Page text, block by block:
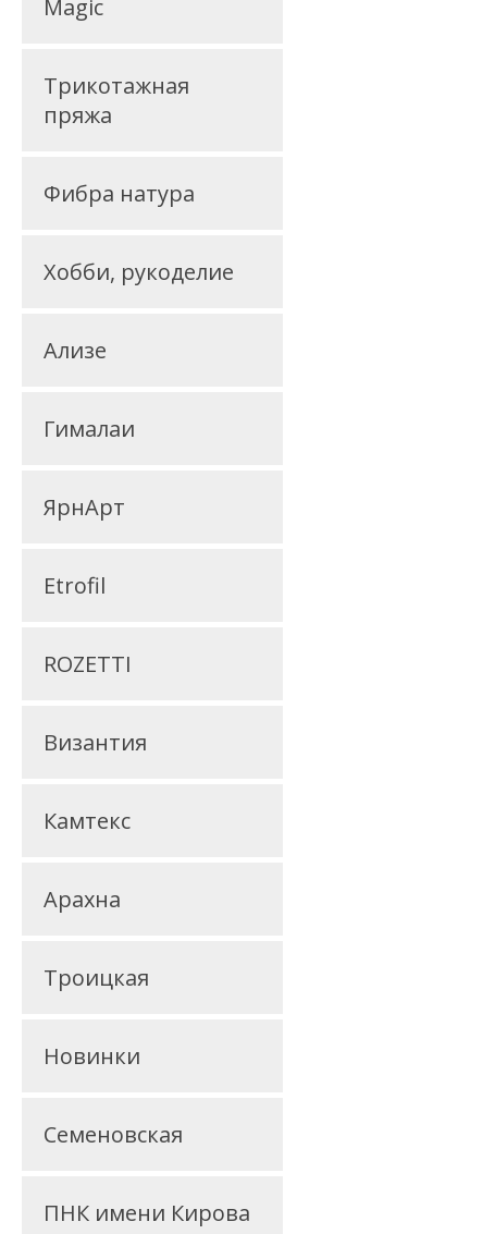
Magic
Трикотажная
пряжа
Фибра натура
Хобби, рукоделие
Ализе
Гималаи
ЯрнАрт
Etrofil
ROZETTI
Византия
Камтекс
Арахна
Троицкая
Новинки
Семеновская
ПНК имени Кирова